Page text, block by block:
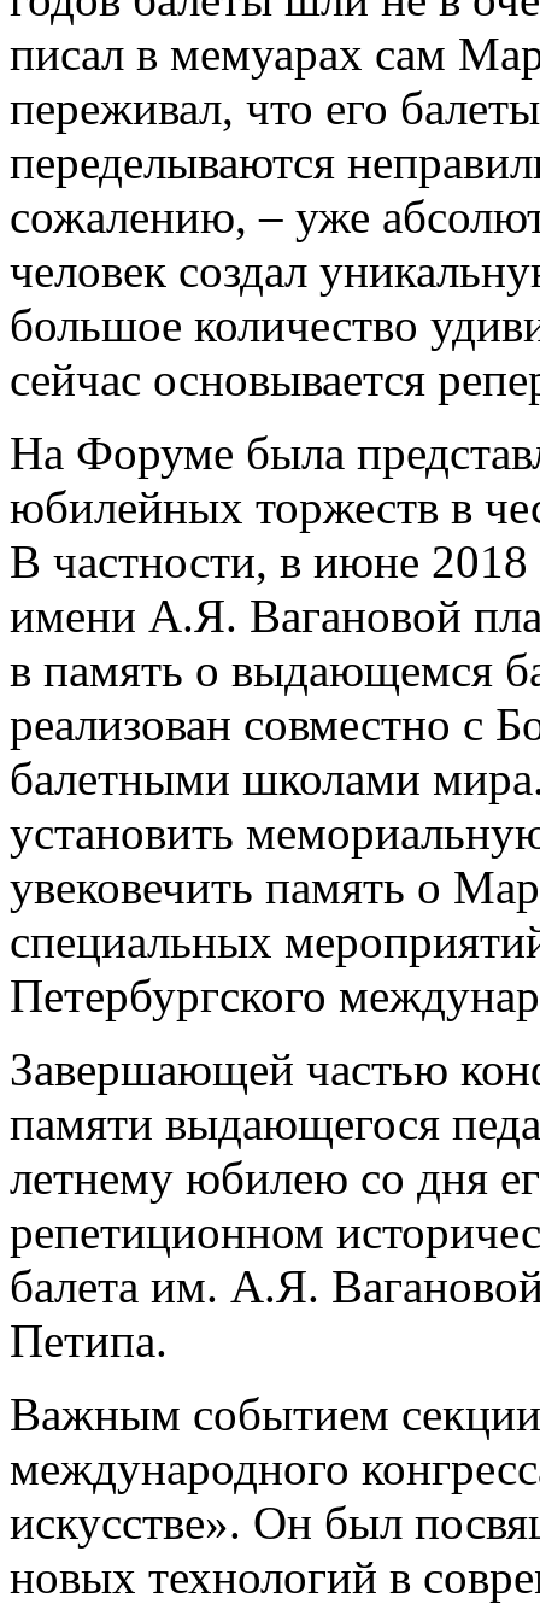
писал в мемуарах сам
переживал, что его
переделываются
сожалению, – уже
человек создал
большое количество
сейчас основывается
На Форуме была
юбилейных торжеств в
В частности, в июне 2018
имени А.Я. Вагановой
в память о выдающемся
реализован совместно с
балетными школами
установить
увековечить память о
специальных
Петербургского
Завершающей частью
памяти выдающегося
летнему юбилею со дня
репетиционном
балета им. А.Я.
Петипа.
Важным событием секции
международного
искусстве». Он был
новых технологий в